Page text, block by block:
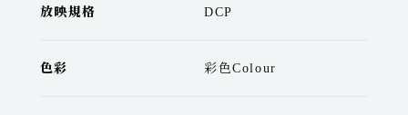
放映規格 DCP
色彩 彩色Colour